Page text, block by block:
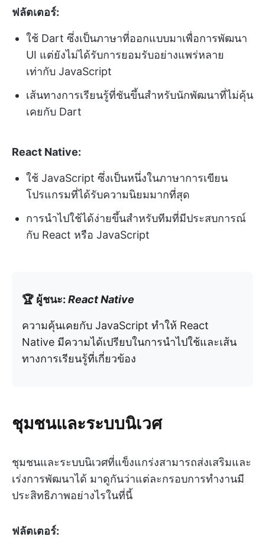
ฟลัตเตอร์:
ใช้ Dart ซึ่งเป็นภาษาที่ออกแบบมาเพื่อการพัฒนา
UI แต่ยังไม่ได้รับการยอมรับอย่างแพร่หลาย
เท่ากับ JavaScript
เส้นทางการเรียนรู้ที่ชันขึ้นสำหรับนักพัฒนาที่ไม่คุ้น
เคยกับ Dart
React Native:
ใช้ JavaScript ซึ่งเป็นหนึ่งในภาษาการเขียน
โปรแกรมที่ได้รับความนิยมมากที่สุด
การนำไปใช้ได้ง่ายขึ้นสำหรับทีมที่มีประสบการณ์
กับ React หรือ JavaScript
🏆 ผู้ชนะ: React Native
ความคุ้นเคยกับ JavaScript ทำให้ React
Native มีความได้เปรียบในการนำไปใช้และเส้น
ทางการเรียนรู้ที่เกี่ยวข้อง
ชุมชนและระบบนิเวศ
ชุมชนและระบบนิเวศที่แข็งแกร่งสามารถส่งเสริมและ
เร่งการพัฒนาได้ มาดูกันว่าแต่ละกรอบการทำงานมี
ประสิทธิภาพอย่างไรในที่นี้
ฟลัตเตอร์: